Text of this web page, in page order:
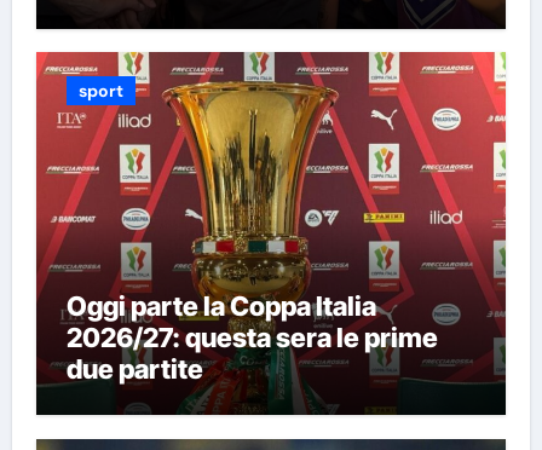
sport
Oggi parte la Coppa Italia
2026/27: questa sera le prime
due partite